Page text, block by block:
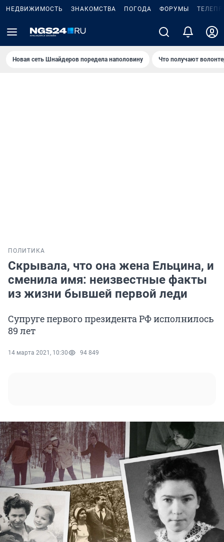
НЕДВИЖИМОСТЬ ЗНАКОМСТВА ПОГОДА ФОРУМЫ
Новая сеть Шнайдеров поредела наполовину Что получают
ПОЛИТИКА
Скрывала, что она жена Ельцина, и
сменила имя: неизвестные факты
из жизни бывшей первой леди
Супруге первого президента РФ исполнилось
89 лет
14 марта 2021, 10:30 94 849